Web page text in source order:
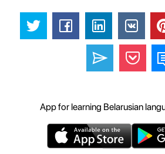
App for learning Belarusian